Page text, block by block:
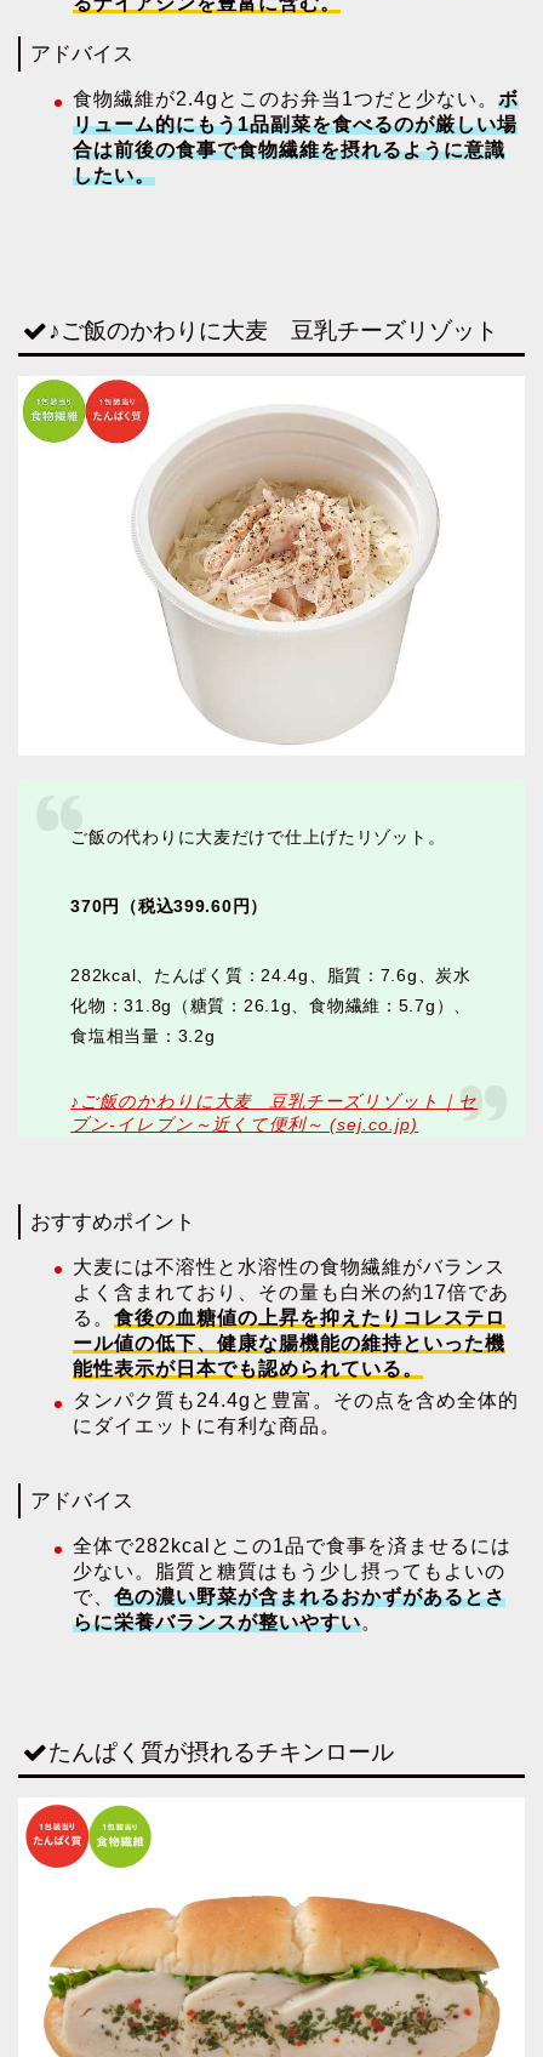
アドバイス
食物繊維が2.4gとこのお弁当1つだと少ない。 ボ
リューム的にもう1品副菜を食べるのが厳しい場
合は前後の食事で食物繊維を摂れるように意識
したい。
♪ご飯のかわりに大麦 豆乳チーズリゾット
ご飯の代わりに大麦だけで仕上げたリゾット。
370円（税込399.60円）
282kcal、たんぱく質：24.4g、脂質：7.6g、炭水
化物：31.8g（糖質：26.1g、食物繊維：5.7g）、
食塩相当量：3.2g
♪ご飯のかわりに大麦 豆乳チーズリゾット｜セ
ブン‐イレブン～近くて便利～ (sej.co.jp)
おすすめポイント
大麦には不溶性と水溶性の食物繊維がバランス
よく含まれており、その量も白米の約17倍であ
る。 食後の血糖値の上昇を抑えたりコレステロ
ール値の低下、健康な腸機能の維持といった機
能性表示が日本でも認められている。
タンパク質も24.4gと豊富。その点を含め全体的
にダイエットに有利な商品。
アドバイス
全体で282kcalとこの1品で食事を済ませるには
少ない。脂質と糖質はもう少し摂ってもよいの
で、 色の濃い野菜が含まれるおかずがあるとさ
らに栄養バランスが整いやすい。
たんぱく質が摂れるチキンロール